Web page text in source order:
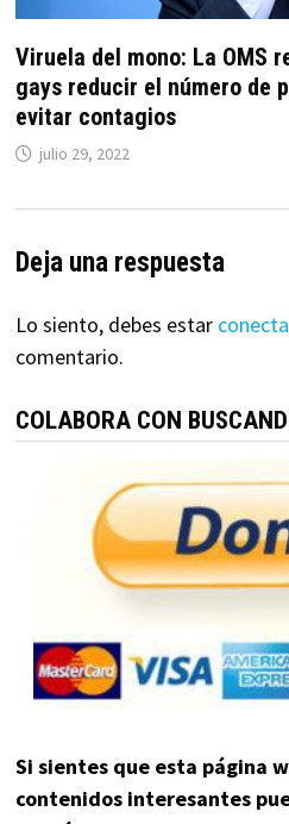
Viruela del mono: La OMS
gays reducir el número de
evitar contagios
julio 29, 2022
Deja una respuesta
Lo siento, debes estar
comentario.
COLABORA CON
Si sientes que esta página
contenidos interesantes